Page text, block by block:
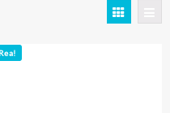
Rea!